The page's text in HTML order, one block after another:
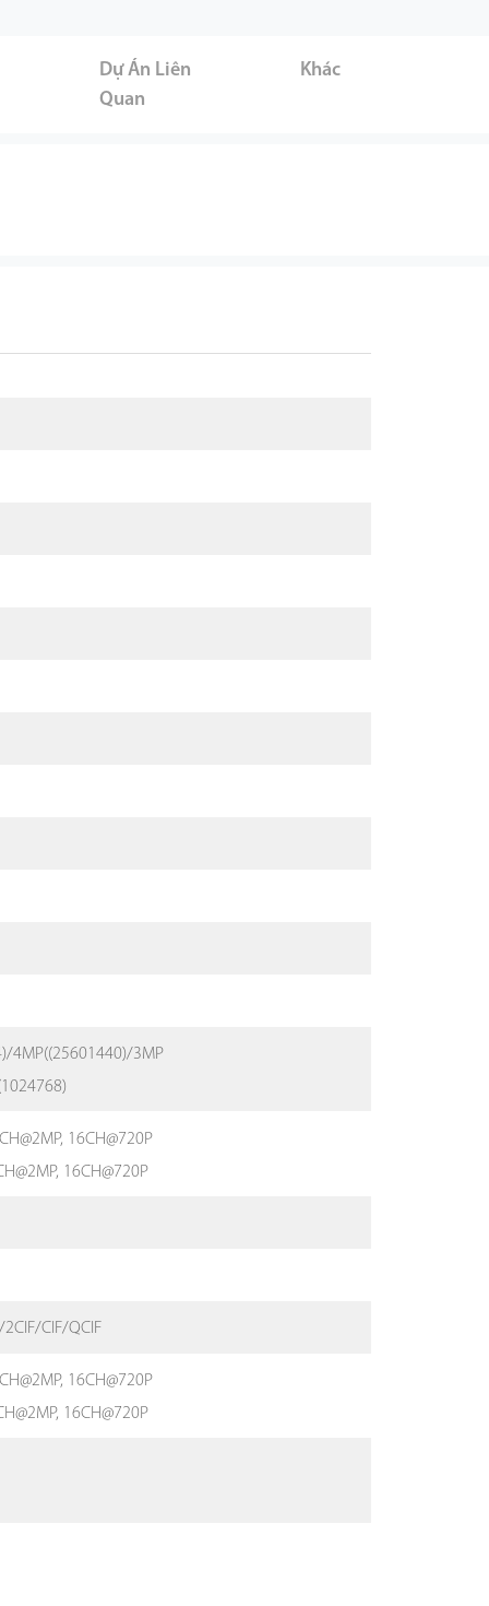
Dự Án Liên
Quan
Khác
4MP((25601440)/3MP
16CH@720P
16CH@720P
CIF/QCIF
16CH@720P
16CH@720P